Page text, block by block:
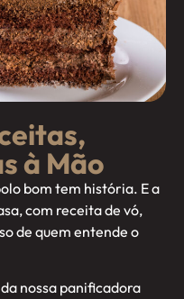
à Mão
bom tem história. E a
com receita de vó,
de quem entende o
da nossa panificadora